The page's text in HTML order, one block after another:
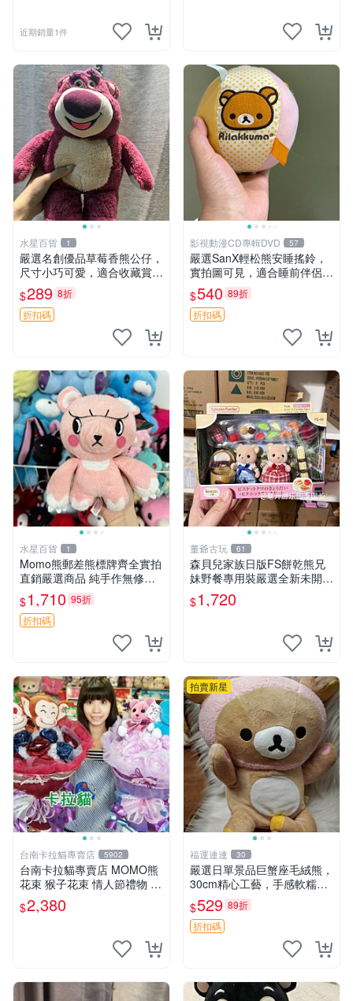
近期銷量1件
水星百貨 1
嚴選名創優品草莓香熊公仔，
尺寸小巧可愛，適合收藏賞玩
30cm 玩具 公仔 草莓熊
$289 8折
折扣碼
影視動漫CD專輯DVD 57
嚴選SanX輕松熊安睡搖鈴，
實拍圖可見，適合睡前伴侶，
Picks安撫好物 0325 懸吊 電
腦
$540 89折
折扣碼
水星百貨 1
Momo熊郵差熊標牌齊全實拍
直銷嚴選商品 純手作無修圖
可收藏 郵差熊 Momo熊 標牌
商品
$1,710 95折
折扣碼
董爺古玩 61
森貝兒家族日版FS餅乾熊兄
妹野餐專用裝嚴選全新未開
封，包含兩組大童款紙盒裝，
適合收藏與分享。 餅乾熊兄
$1,720
台南卡拉貓專賣店 5902
台南卡拉貓專賣店 MOMO熊
花束 猴子花束 情人節禮物 二
選一 可繡字 可今天寄明天到
$2,380
拍賣新星
福運連連 30
嚴選日單景品巨蟹座毛絨熊，
30cm精心工藝，手感軟糯推
薦收藏送人 巨蟹座 毛絨玩具
精緻做工
$529 89折
折扣碼